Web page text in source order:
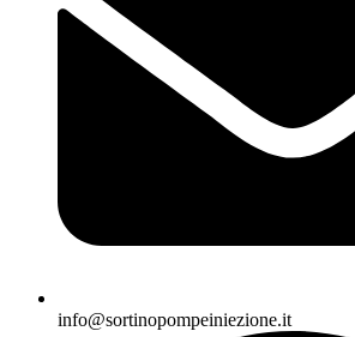
info@sortinopompeiniezione.it